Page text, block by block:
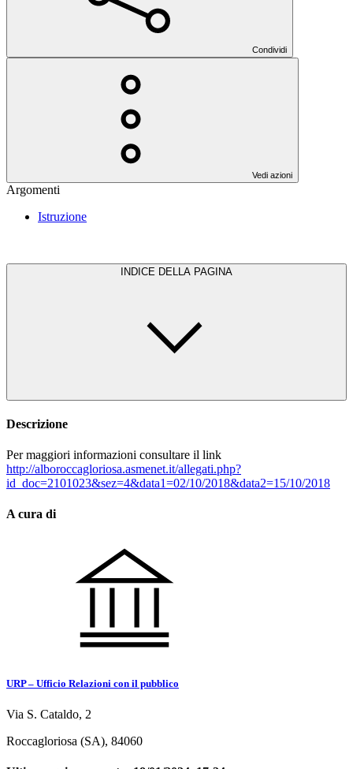
Condividi
Vedi azioni
Argomenti
Istruzione
INDICE DELLA PAGINA
Descrizione
Per maggiori informazioni consultare il link
http://alboroccagloriosa.asmenet.it/allegati.php?
id_doc=2101023&sez=4&data1=02/10/2018&data2=15/10/2018
A cura di
URP – Ufficio Relazioni con il pubblico
Via S. Cataldo, 2
Roccagloriosa (SA), 84060